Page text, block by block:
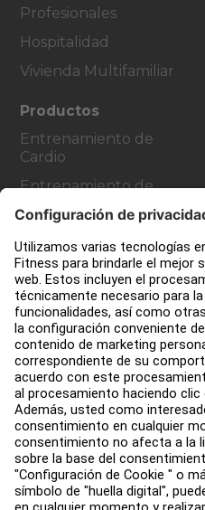
Profesionales
Hospitalidad
Vivienda Multifamiliar
Productos
Entrenamiento de
Cardio
Entrenamiento de
Atención al cliente
Diseño de instalaciones
Centro de servicios
Centro de Educación
Quiénes somos
Buscar un distribuidor
Encuentra una tienda
Legal
Accesibilidad